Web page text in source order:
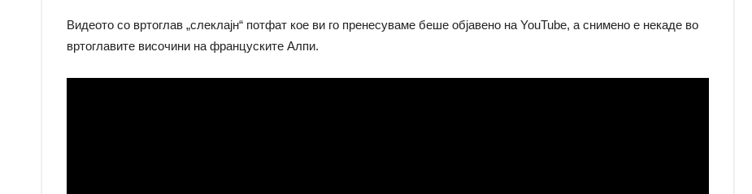
Видеото со вртоглав „слеклајн“ потфат кое ви го пренесуваме беше објавено на YouTube, а снимено е некаде во
вртоглавите височини на француските Алпи.